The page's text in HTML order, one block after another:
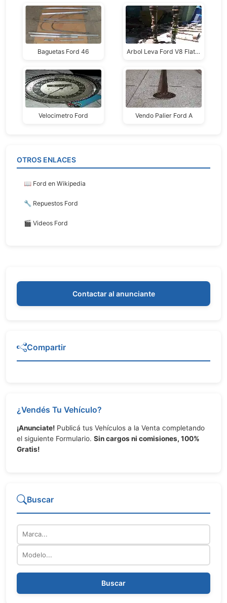
Baguetas Ford 46 Arbol Leva Ford V8 Flathead
Velocimetro Ford Vendo Palier Ford A
OTROS ENLACES
📖 Ford en Wikipedia
🔧 Repuestos Ford
🎬 Videos Ford
Contactar al anunciante
Compartir
¿Vendés Tu Vehículo?
¡Anunciate! Publicá tus Vehículos a la Venta completando
el siguiente Formulario. Sin cargos ni comisiones, 100%
Gratis!
Buscar
Marca
Modelo
Buscar